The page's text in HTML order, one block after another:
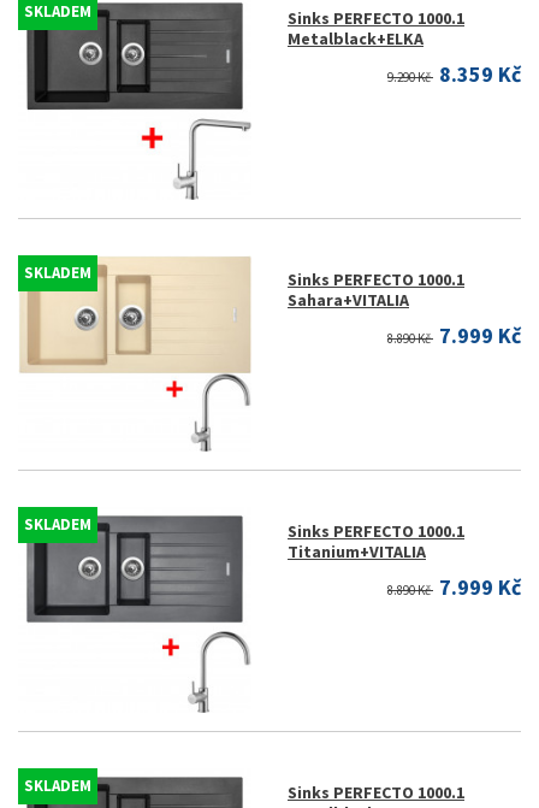
SKLADEM
Sinks PERFECTO 1000.1
Metalblack+ELKA
9.290 Kč 8.359 Kč
SKLADEM
Sinks PERFECTO 1000.1
Sahara+VITALIA
8.890 Kč 7.999 Kč
SKLADEM
Sinks PERFECTO 1000.1
Titanium+VITALIA
8.890 Kč 7.999 Kč
SKLADEM
Sinks PERFECTO 1000.1